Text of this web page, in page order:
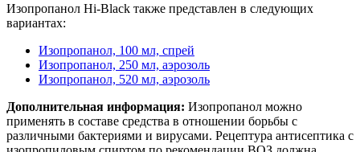
Изопропанол Hi-Black также представлен в следующих
вариантах:
Изопропанол, 100 мл, спрей
Изопропанол, 250 мл, аэрозоль
Изопропанол, 520 мл, аэрозоль
Дополнительная информация: Изопропанол можно
применять в составе средства в отношении борьбы с
различными бактериями и вирусами. Рецептура антисептика с